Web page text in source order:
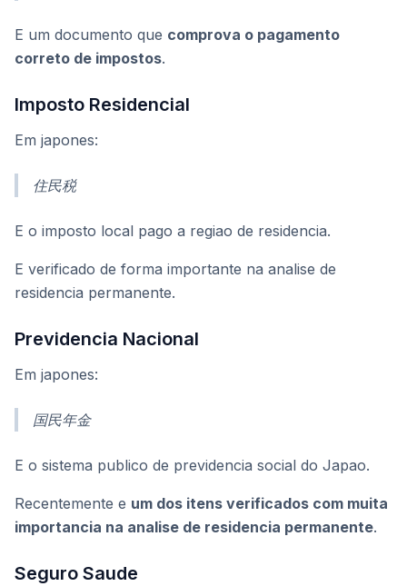
E um documento que comprova o pagamento
correto de impostos.
Imposto Residencial
Em japones:
住民税
E o imposto local pago a regiao de residencia.
E verificado de forma importante na analise de
residencia permanente.
Previdencia Nacional
Em japones:
国民年金
E o sistema publico de previdencia social do Japao.
Recentemente e um dos itens verificados com muita
importancia na analise de residencia permanente.
Seguro Saude